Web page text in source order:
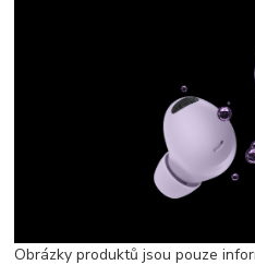
Obrázky produktů jsou pouze